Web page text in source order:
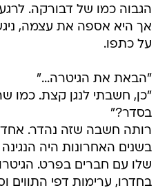
הגבוה כמו של דבורקה.
אך היא אספה את עצמה,
על כתפו.
"הבאת את הגיטרה..."
"כן, חשבתי לנגן קצת. כמו
בסדר?"
רותה חשבה שזה נהדר.
בשנים האחרונות היה
שלו עם חברים בפרט.
בחדרו, ערימות דפי התווים